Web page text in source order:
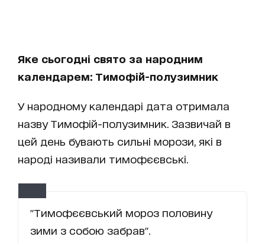
Яке сьогодні свято за народним
календарем: Тимофій-полузимник
У народному календарі дата отримала
назву Тимофій-полузимник. Зазвичай в
цей день бувають сильні морози, які в
народі називали тимофєєвські.
"Тимофєєвський мороз половину
зими з собою забрав".